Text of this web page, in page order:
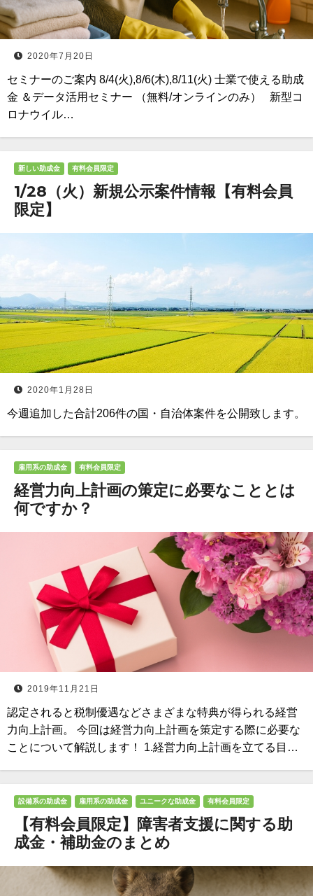
2020年7月20日
セミナーのご案内 8/4(火),8/6(木),8/11(火) 士業で使える助成
金 ＆データ活用セミナー （無料/オンラインのみ） 新型コ
ロナウイル…
新しい助成金 有料会員限定
1/28（火）新規公示案件情報【有料会員
限定】
2020年1月28日
今週追加した合計206件の国・自治体案件を公開致します。
雇用系の助成金 有料会員限定
経営力向上計画の策定に必要なこととは
何ですか？
2019年11月21日
認定されると税制優遇などさまざまな特典が得られる経営
力向上計画。 今回は経営力向上計画を策定する際に必要な
ことについて解説します！ 1.経営力向上計画を立てる目…
設備系の助成金 雇用系の助成金 ユニークな助成金 有料会員限定
【有料会員限定】障害者支援に関する助
成金・補助金のまとめ